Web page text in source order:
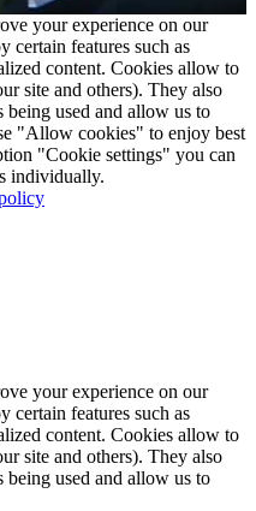
your experience on our
certain features such as
content. Cookies allow to
site and others). They also
being used and allow us to
"Allow cookies" to enjoy best
"Cookie settings" you can
individually.
your experience on our
certain features such as
content. Cookies allow to
site and others). They also
being used and allow us to